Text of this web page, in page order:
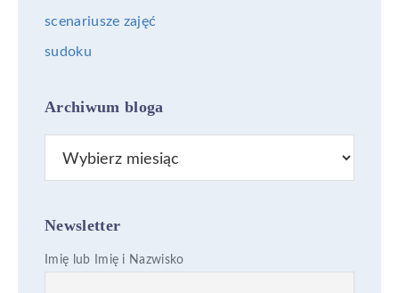
scenariusze zajęć
sudoku
Archiwum bloga
bloga
Newsletter
Imię lub Imię i Nazwisko